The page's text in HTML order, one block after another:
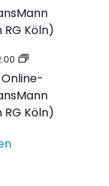
Köln)
Köln)